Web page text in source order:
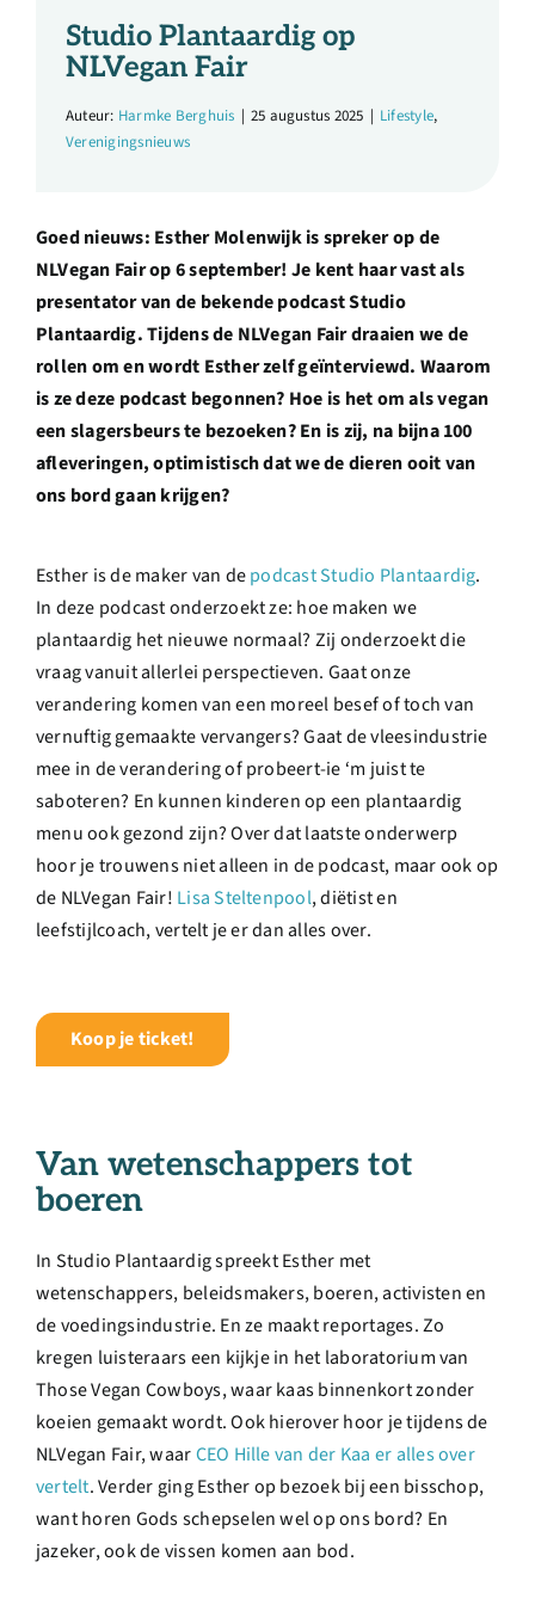
Doneren
Shop
English
Studio Plantaardig op
NLVegan Fair
Auteur: Harmke Berghuis | 25 augustus 2025 | Lifestyle,
Verenigingsnieuws
Goed nieuws: Esther Molenwijk is spreker op de
NLVegan Fair op 6 september! Je kent haar vast als
presentator van de bekende podcast Studio
Plantaardig. Tijdens de NLVegan Fair draaien we de
rollen om en wordt Esther zelf geïnterviewd. Waarom
is ze deze podcast begonnen? Hoe is het om als vegan
een slagersbeurs te bezoeken? En is zij, na bijna 100
afleveringen, optimistisch dat we de dieren ooit van
ons bord gaan krijgen?
Esther is de maker van depodcast Studio Plantaardig.
In deze podcast onderzoekt ze: hoe maken we
plantaardig het nieuwe normaal? Zij onderzoekt die
vraag vanuit allerlei perspectieven. Gaat onze
verandering komen van een moreel besef of toch van
vernuftig gemaakte vervangers? Gaat de vleesindustrie
mee in de verandering of probeert-ie ‘m juist te
saboteren? En kunnen kinderen op een plantaardig
menu ook gezond zijn? Over dat laatste onderwerp
hoor je trouwens niet alleen in de podcast, maar ook op
de NLVegan Fair! Lisa Steltenpool, diëtist en
leefstijlcoach, vertelt je er dan alles over.
Koop je ticket!
Van wetenschappers tot
boeren
In Studio Plantaardig spreekt Esther met
wetenschappers, beleidsmakers, boeren, activisten en
de voedingsindustrie. En ze maakt reportages. Zo
kregen luisteraars een kijkje in het laboratorium van
Those Vegan Cowboys, waar kaas binnenkort zonder
koeien gemaakt wordt. Ook hierover hoor je tijdens de
NLVegan Fair, waarCEO Hille van der Kaa er alles over
vertelt. Verder ging Esther op bezoek bij een bisschop,
want horen Gods schepselen wel op ons bord? En
jazeker, ook de vissen komen aan bod.